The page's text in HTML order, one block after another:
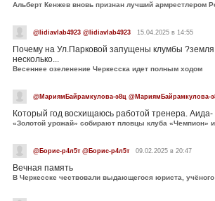
Альберт Кенжев вновь признан лучший армрестлером
@lidiavlab4923 @lidiavlab4923 15.04.2025 в 14:55
Почему на Ул.Парковой запущены клумбы ?земля
несколько...
Весеннее озеленение Черкесска идет полным ходом
@МариямБайрамкулова-э8ц @МариямБайрамкулова-
Который год восхищаюсь работой тренера. Аида-
«Золотой урожай» собирают пловцы клуба «Чемпион»
@Борис-р4л5т @Борис-р4л5т 09.02.2025 в 20:47
Вечная память